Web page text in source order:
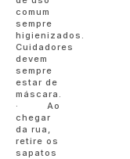
comum
sempre
higienizados.
Cuidadores
devem
sempre
estar de
máscara.
· Ao
chegar
da rua,
retire os
sapatos